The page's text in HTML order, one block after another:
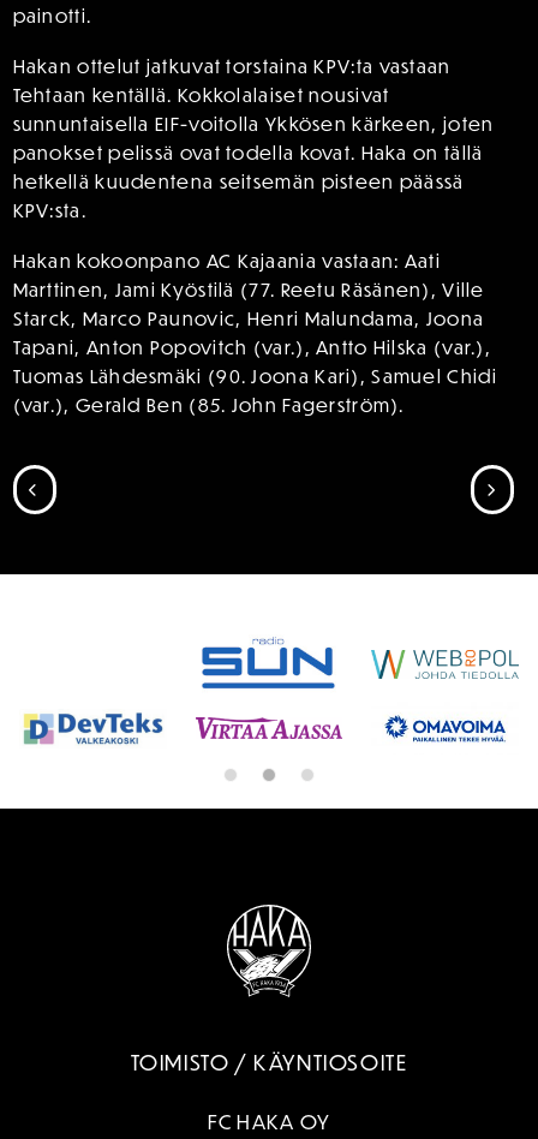
painotti.
Hakan ottelut jatkuvat torstaina KPV:ta vastaan
Tehtaan kentällä. Kokkolalaiset nousivat
sunnuntaisella EIF-voitolla Ykkösen kärkeen, joten
panokset pelissä ovat todella kovat. Haka on tällä
hetkellä kuudentena seitsemän pisteen päässä
KPV:sta.
Hakan kokoonpano AC Kajaania vastaan: Aati
Marttinen, Jami Kyöstilä (77. Reetu Räsänen), Ville
Starck, Marco Paunovic, Henri Malundama, Joona
Tapani, Anton Popovitch (var.), Antto Hilska (var.),
Tuomas Lähdesmäki (90. Joona Kari), Samuel Chidi
(var.), Gerald Ben (85. John Fagerström).
SIIRRY EDELLISEEN
TOIMISTO / KÄYNTIOSOITE
FC HAKA OY